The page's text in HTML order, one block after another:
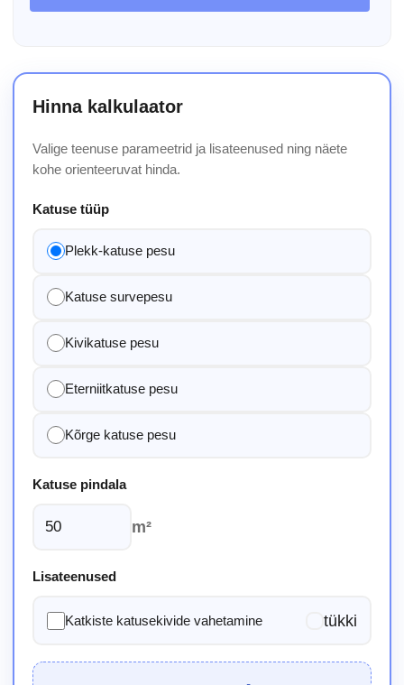
Hinna kalkulaator
Valige teenuse parameetrid ja lisateenused ning näete
kohe orienteeruvat hinda.
Katuse tüüp
Plekk-katuse pesu
Katuse survepesu
Kivikatuse pesu
Eterniitkatuse pesu
Kõrge katuse pesu
Katuse pindala
m²
Lisateenused
Katkiste katusekivide vahetamine tükki